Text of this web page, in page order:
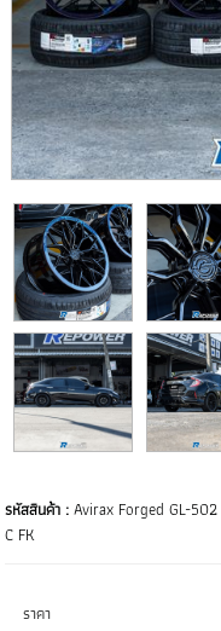
รหัสสินค้า :Avirax Forged GL-502
C FK
ราคา